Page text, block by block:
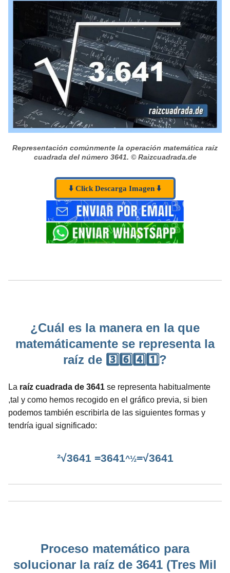
Representación comúnmente la operación matemática raíz
cuadrada del número 3641. © Raizcuadrada.de
⬇️ Click Descarga Imagen ⬇️
¿Cuál es la manera en la que
matemáticamente se representa la
raíz de 3️⃣6️⃣4️⃣1️⃣?
La raíz cuadrada de 3641 se representa habitualmente
,tal y como hemos recogido en el gráfico previa, si bien
podemos también escribirla de las siguientes formas y
tendría igual significado:
²√3641 =3641^½=√3641
Proceso matemático para
solucionar la raíz de 3641 (Tres Mil